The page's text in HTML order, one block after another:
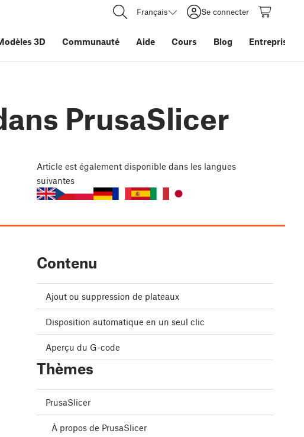
Français Se connecter
3D Communauté Aide Cours Blog Entreprise
PrusaSlicer
Article est également disponible dans les langues
suivantes
Contenu
Ajout ou suppression de plateaux
Disposition automatique en un seul clic
Aperçu du G-code
Thèmes
PrusaSlicer
À propos de PrusaSlicer